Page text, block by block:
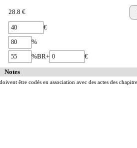
28.8 €
€
%
%BR+ €
Notes
être codés en association avec des actes des